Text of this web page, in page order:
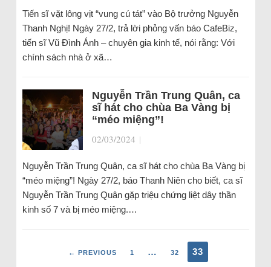
Tiến sĩ vặt lông vịt “vung cú tát” vào Bộ trưởng Nguyễn
Thanh Nghị! Ngày 27/2, trả lời phỏng vấn báo CafeBiz,
tiến sĩ Vũ Đình Ánh – chuyên gia kinh tế, nói rằng: Với
chính sách nhà ở xã…
Nguyễn Trần Trung Quân, ca
sĩ hát cho chùa Ba Vàng bị
“méo miệng”!
02/03/2024 |
Nguyễn Trần Trung Quân, ca sĩ hát cho chùa Ba Vàng bị
“méo miệng”! Ngày 27/2, báo Thanh Niên cho biết, ca sĩ
Nguyễn Trần Trung Quân gặp triệu chứng liệt dây thần
kinh số 7 và bị méo miệng.…
← PREVIOUS 1 … 32 33